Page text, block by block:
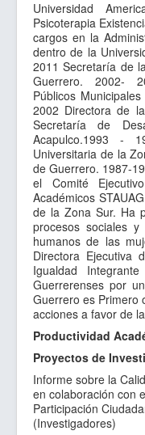
Núcleo
Reglamentos
Sitios de Interes
Contacto
Universidad
Psicoterapia
cargos en la
dentro de la
2011 Secretaría de
Guerrero. 2002-
Públicos
2002 Directora de
Secretaría de
Acapulco.1993 -
Universitaria de la
de Guerrero. 1987-
el Comité
Académicos
de la Zona Sur. Ha
procesos sociales
humanos de las
Directora Ejecutiva
Igualdad
Guerrerenses por
Guerrero es Primero
acciones a favor de
Productividad
Proyectos de
Informe sobre la
en colaboración con
Participación
(Investigadores)